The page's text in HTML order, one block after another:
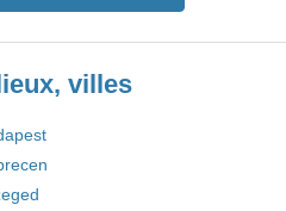
villes